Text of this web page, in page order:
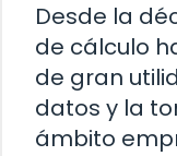
Desde la
de cálculo
de gran
datos y la
ámbito